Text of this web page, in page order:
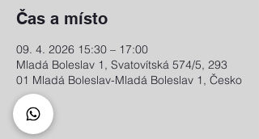
Čas a místo
09. 4. 2026 15:30 – 17:00
Mladá Boleslav 1, Svatovítská 574/5, 293
01 Mladá Boleslav-Mladá Boleslav 1, Česko